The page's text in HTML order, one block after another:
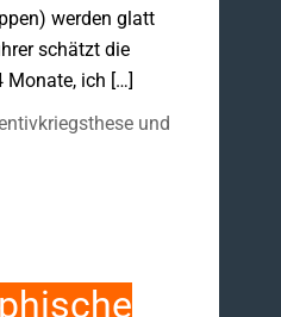
werden glatt
schätzt die
Monate, ich […]
und